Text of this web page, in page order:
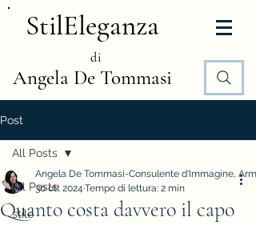
StilEleganza
di
Angela De Tommasi
Post
All Posts
stile
All Posts
Quanto costa davvero il capo
Angela De Tommasi-Consulente d'Immagine,
30 ott 2024 Tempo di lettura: 2 min